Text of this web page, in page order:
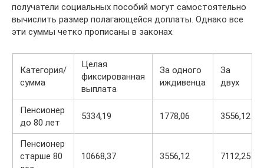
получатели социальных пособий могут самостоятельно
вычислить размер полагающейся доплаты. Однако все
эти суммы четко прописаны в законах.
Категория/
сумма
Целая
фиксированная
выплата
За одного
иждивенца
За
двух
Пенсионер
до 80 лет
5334,19 1778,06 3556,12
Пенсионер
старше 80
10668,37 3556,12 7112,25